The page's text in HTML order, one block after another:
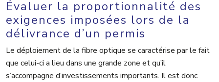
Évaluer la proportionnalité des
exigences imposées lors de la
délivrance d’un permis
Le déploiement de la fibre optique se caractérise par le fait
que celui-ci a lieu dans une grande zone et qu’il
s’accompagne d’investissements importants. Il est donc